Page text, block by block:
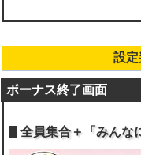
設
ボーナス終了画面
全員集合＋「みんな